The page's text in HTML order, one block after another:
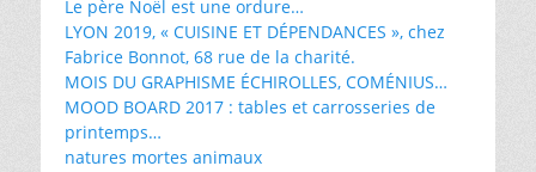
Le père Noël est une ordure…
LYON 2019, « CUISINE ET DÉPENDANCES », chez
Fabrice Bonnot, 68 rue de la charité.
MOIS DU GRAPHISME ÉCHIROLLES, COMÉNIUS…
MOOD BOARD 2017 : tables et carrosseries de
printemps…
natures mortes animaux